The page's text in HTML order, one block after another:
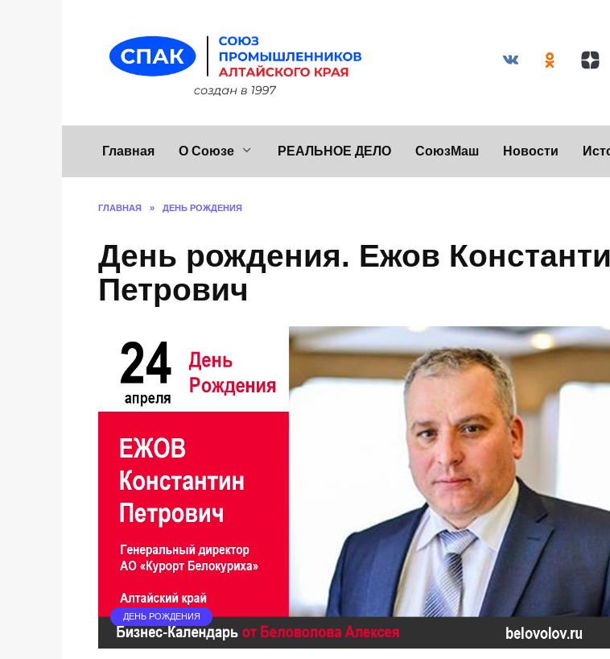
Главная О Союзе РЕАЛЬНОЕ ДЕЛО СоюзМаш Новости
ГЛАВНАЯ » ДЕНЬ РОЖДЕНИЯ
День рождения. Ежов
Петрович
ДЕНЬ РОЖДЕНИЯ